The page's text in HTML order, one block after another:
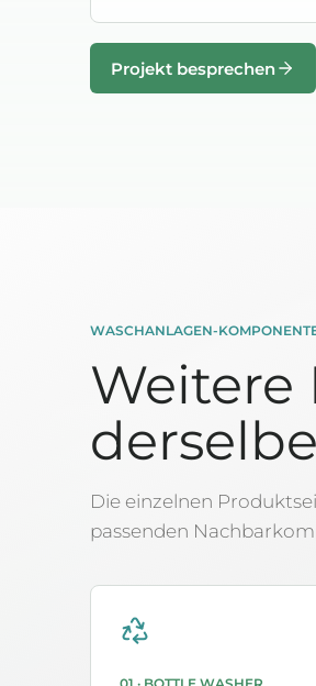
Projekt besprechen
WASCHANLAGEN-
Weitere
Die einzelnen
passenden